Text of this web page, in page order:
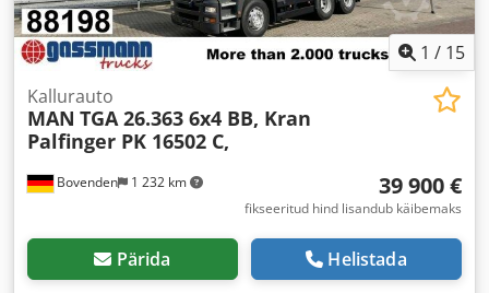
1 / 15
Bovenden 1 232 km
Kallurauto
MAN TGA 26.363 6x4 BB, Kran
Palfinger PK 16502 C,
39 900 €
fikseeritud hind lisandub käibemaks
Pärida Helistada